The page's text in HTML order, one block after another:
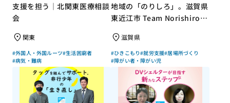
支援を担う｜北関東医療相談
会
関東
#外国人・外国ルーツ#生活困窮者
#病気・難病
地域の「のりしろ」。滋賀県
東近江市 Team Norishiroの
滋賀県
#ひきこもり#就労支援#居場所づくり
#障がい者・障がい児